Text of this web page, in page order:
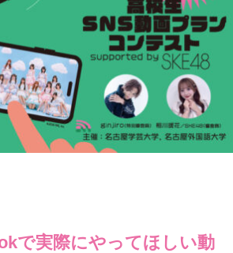
で実際にやってほしい動